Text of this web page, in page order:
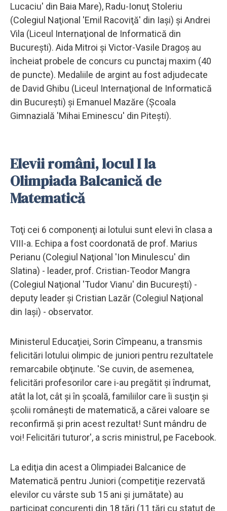
Lucaciu' din Baia Mare), Radu-Ionuţ Stoleriu
(Colegiul Naţional 'Emil Racoviţă' din Iaşi) şi Andrei
Vila (Liceul Internaţional de Informatică din
Bucureşti). Aida Mitroi şi Victor-Vasile Dragoş au
încheiat probele de concurs cu punctaj maxim (40
de puncte). Medaliile de argint au fost adjudecate
de David Ghibu (Liceul Internaţional de Informatică
din Bucureşti) şi Emanuel Mazăre (Şcoala
Gimnazială 'Mihai Eminescu' din Piteşti).
Elevii români, locul I la
Olimpiada Balcanică de
Matematică
Toţi cei 6 componenţi ai lotului sunt elevi în clasa a
VIII-a. Echipa a fost coordonată de prof. Marius
Perianu (Colegiul Naţional 'Ion Minulescu' din
Slatina) - leader, prof. Cristian-Teodor Mangra
(Colegiul Naţional 'Tudor Vianu' din Bucureşti) -
deputy leader şi Cristian Lazăr (Colegiul Naţional
din Iaşi) - observator.
Ministerul Educaţiei, Sorin Cîmpeanu, a transmis
felicitări lotului olimpic de juniori pentru rezultatele
remarcabile obţinute. 'Se cuvin, de asemenea,
felicitări profesorilor care i-au pregătit şi îndrumat,
atât la lot, cât şi în şcoală, familiilor care îi susţin şi
şcolii româneşti de matematică, a cărei valoare se
reconfirmă şi prin acest rezultat! Sunt mândru de
voi! Felicitări tuturor', a scris ministrul, pe Facebook.
La ediţia din acest a Olimpiadei Balcanice de
Matematică pentru Juniori (competiţie rezervată
elevilor cu vârste sub 15 ani şi jumătate) au
participat concurenţi din 18 ţări (11 ţări cu statut de